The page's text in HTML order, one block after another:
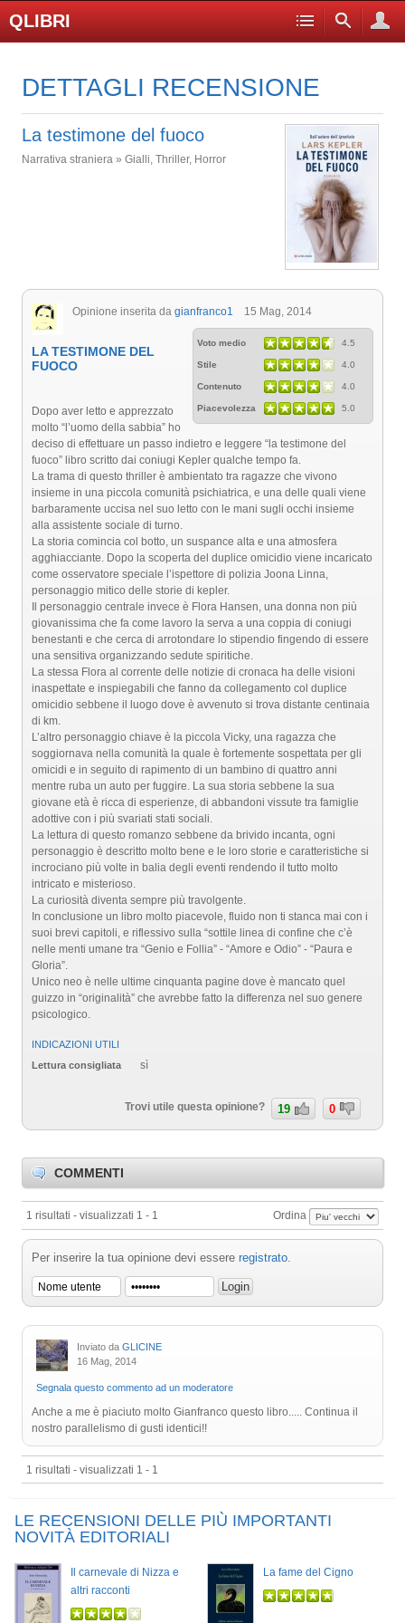
QLIBRI
DETTAGLI RECENSIONE
La testimone del fuoco
Narrativa straniera » Gialli, Thriller, Horror
Opinione inserita da gianfranco1 15 Mag, 2014
Voto medio 4.5
Stile 4.0
Contenuto 4.0
Piacevolezza 5.0
LA TESTIMONE DEL
FUOCO
Dopo aver letto e apprezzato
molto “l’uomo della sabbia” ho
deciso di effettuare un passo indietro e leggere “la testimone del
fuoco” libro scritto dai coniugi Kepler qualche tempo fa.
La trama di questo thriller è ambientato tra ragazze che vivono
insieme in una piccola comunità psichiatrica, e una delle quali viene
barbaramente uccisa nel suo letto con le mani sugli occhi insieme
alla assistente sociale di turno.
La storia comincia col botto, un suspance alta e una atmosfera
agghiacciante. Dopo la scoperta del duplice omicidio viene incaricato
come osservatore speciale l’ispettore di polizia Joona Linna,
personaggio mitico delle storie di kepler.
Il personaggio centrale invece è Flora Hansen, una donna non più
giovanissima che fa come lavoro la serva a una coppia di coniugi
benestanti e che cerca di arrotondare lo stipendio fingendo di essere
una sensitiva organizzando sedute spiritiche.
La stessa Flora al corrente delle notizie di cronaca ha delle visioni
inaspettate e inspiegabili che fanno da collegamento col duplice
omicidio sebbene il luogo dove è avvenuto si trova distante centinaia
di km.
L’altro personaggio chiave è la piccola Vicky, una ragazza che
soggiornava nella comunità la quale è fortemente sospettata per gli
omicidi e in seguito di rapimento di un bambino di quattro anni
mentre ruba un auto per fuggire. La sua storia sebbene la sua
giovane età è ricca di esperienze, di abbandoni vissute tra famiglie
adottive con i più svariati stati sociali.
La lettura di questo romanzo sebbene da brivido incanta, ogni
personaggio è descritto molto bene e le loro storie e caratteristiche si
incrociano più volte in balia degli eventi rendendo il tutto molto
intricato e misterioso.
La curiosità diventa sempre più travolgente.
In conclusione un libro molto piacevole, fluido non ti stanca mai con i
suoi brevi capitoli, e riflessivo sulla “sottile linea di confine che c’è
nelle menti umane tra “Genio e Follia” - “Amore e Odio” - “Paura e
Gloria”.
Unico neo è nelle ultime cinquanta pagine dove è mancato quel
guizzo in “originalità” che avrebbe fatto la differenza nel suo genere
psicologico.
INDICAZIONI UTILI
Lettura consigliata
sì
Trovi utile questa opinione? 19 0
COMMENTI
1 risultati - visualizzati 1 - 1 Ordina
Per inserire la tua opinione devi essere registrato.
Inviato da GLICINE
16 Mag, 2014
Segnala questo commento ad un moderatore
Anche a me è piaciuto molto Gianfranco questo libro..... Continua il
nostro parallelismo di gusti identici!!
1 risultati - visualizzati 1 - 1
LE RECENSIONI DELLE PIÙ IMPORTANTI
NOVITÀ EDITORIALI
Il carnevale di Nizza e
altri racconti
La fame del Cigno